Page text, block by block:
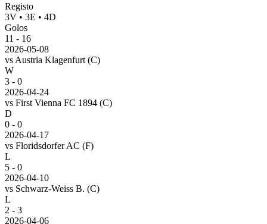
Registo
3V • 3E • 4D
Golos
11 - 16
2026-05-08
vs Austria Klagenfurt (C)
W
3 - 0
2026-04-24
vs First Vienna FC 1894 (C)
D
0 - 0
2026-04-17
vs Floridsdorfer AC (F)
L
5 - 0
2026-04-10
vs Schwarz-Weiss B. (C)
L
2 - 3
2026-04-06